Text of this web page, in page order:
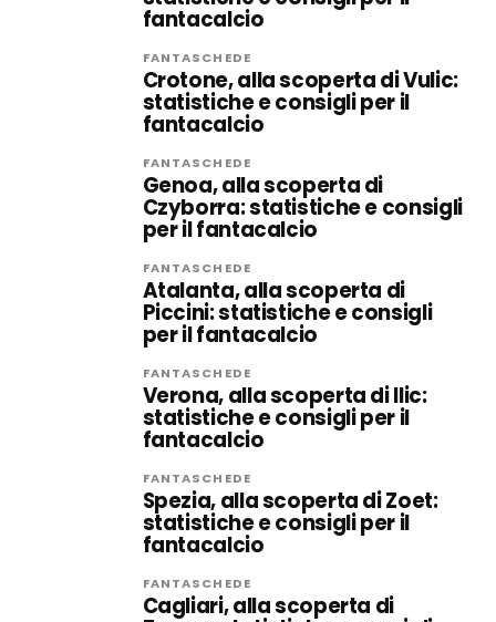
fantacalcio
FANTASCHEDE
Crotone, alla scoperta di Vulic:
statistiche e consigli per il
fantacalcio
FANTASCHEDE
Genoa, alla scoperta di
Czyborra: statistiche e consigli
per il fantacalcio
FANTASCHEDE
Atalanta, alla scoperta di
Piccini: statistiche e consigli
per il fantacalcio
FANTASCHEDE
Verona, alla scoperta di Ilic:
statistiche e consigli per il
fantacalcio
FANTASCHEDE
Spezia, alla scoperta di Zoet:
statistiche e consigli per il
fantacalcio
FANTASCHEDE
Cagliari, alla scoperta di